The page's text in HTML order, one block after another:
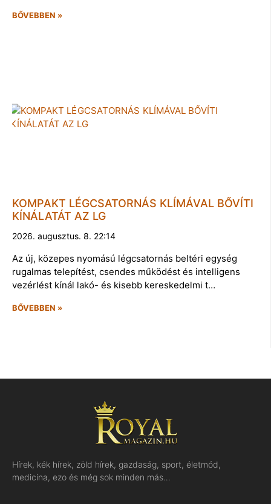
BŐVEBBEN »
KOMPAKT LÉGCSATORNÁS KLÍMÁVAL BŐVÍTI
KÍNÁLATÁT AZ LG
2026. augusztus. 8. 22:14
Az új, közepes nyomású légcsatornás beltéri egység
rugalmas telepítést, csendes működést és intelligens
vezérlést kínál lakó- és kisebb kereskedelmi t…
BŐVEBBEN »
Hírek, kék hírek, zöld hírek, gazdaság, sport, életmód,
medicina, ezo és még sok minden más…